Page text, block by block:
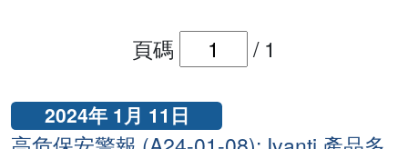
頁碼 / 1
2024年 1月 11日